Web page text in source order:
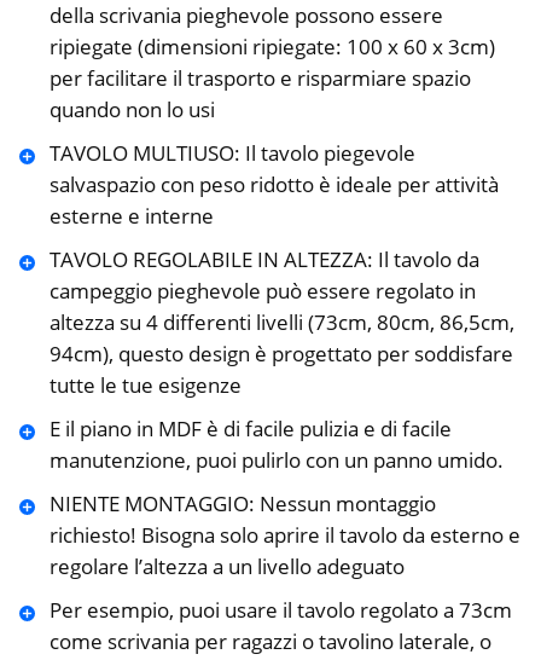
della scrivania pieghevole possono essere
ripiegate (dimensioni ripiegate: 100 x 60 x 3cm)
per facilitare il trasporto e risparmiare spazio
quando non lo usi
TAVOLO MULTIUSO: Il tavolo piegevole
salvaspazio con peso ridotto è ideale per attività
esterne e interne
TAVOLO REGOLABILE IN ALTEZZA: Il tavolo da
campeggio pieghevole può essere regolato in
altezza su 4 differenti livelli (73cm, 80cm, 86,5cm,
94cm), questo design è progettato per soddisfare
tutte le tue esigenze
E il piano in MDF è di facile pulizia e di facile
manutenzione, puoi pulirlo con un panno umido.
NIENTE MONTAGGIO: Nessun montaggio
richiesto! Bisogna solo aprire il tavolo da esterno e
regolare l’altezza a un livello adeguato
Per esempio, puoi usare il tavolo regolato a 73cm
come scrivania per ragazzi o tavolino laterale, o